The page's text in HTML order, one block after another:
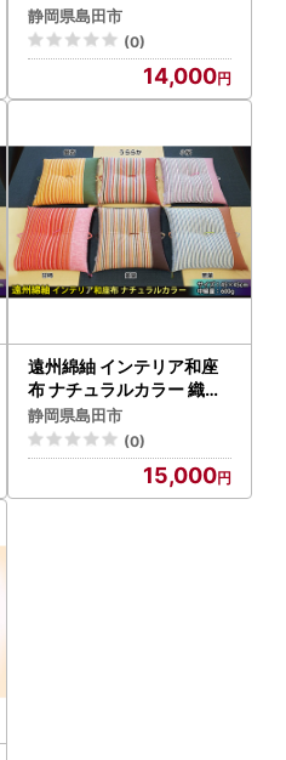
静岡県島田市
(0)
14,000
遠州綿紬 インテリア和座
布 ナチュラルカラー 織物
イス ナチュラル うららか
静岡県島田市
(0)
15,000